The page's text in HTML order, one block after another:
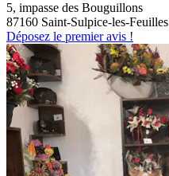
5, impasse des Bouguillons
87160 Saint-Sulpice-les-Feuilles
Déposez le premier avis !